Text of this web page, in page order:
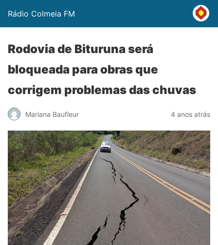
Rádio Colmeia FM
Rodovia de Bituruna será
bloqueada para obras que
corrigem problemas das chuvas
Mariana Baufleur 4 anos atrás